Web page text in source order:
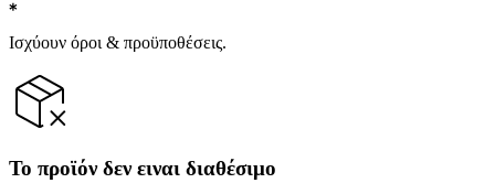
Ισχύουν όροι & προϋποθέσεις.
Το προϊόν δεν ειναι διαθέσιμο